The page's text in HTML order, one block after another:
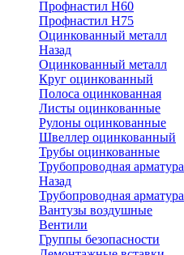
Профнастил Н60
Профнастил Н75
Оцинкованный металл
Назад
Оцинкованный металл
Круг оцинкованный
Полоса оцинкованная
Листы оцинкованные
Рулоны оцинкованные
Швеллер оцинкованный
Трубы оцинкованные
Трубопроводная арматура
Назад
Трубопроводная арматура
Вантузы воздушные
Вентили
Группы безопасности